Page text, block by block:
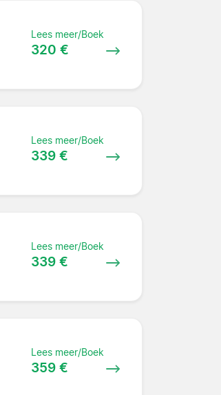
Lees meer/Boek
320 €
Lees meer/Boek
339 €
Lees meer/Boek
339 €
Lees meer/Boek
359 €